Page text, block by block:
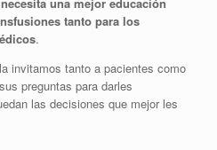
tanto para los
.
invitamos tanto a pacientes como
preguntas para darles
las decisiones que mejor les